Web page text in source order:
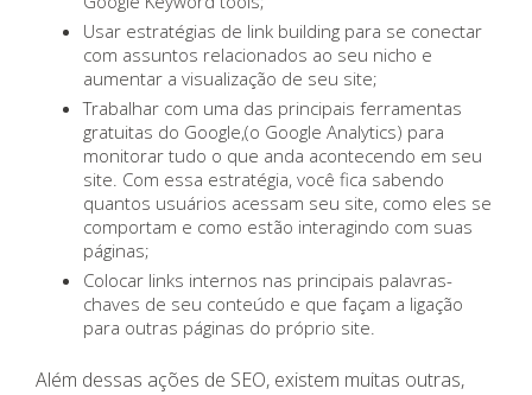
Usar estratégias de link building para se conectar
com assuntos relacionados ao seu nicho e
aumentar a visualização de seu site;
Trabalhar com uma das principais ferramentas
gratuitas do Google,(o Google Analytics) para
monitorar tudo o que anda acontecendo em seu
site. Com essa estratégia, você fica sabendo
quantos usuários acessam seu site, como eles se
comportam e como estão interagindo com suas
páginas;
Colocar links internos nas principais palavras-
chaves de seu conteúdo e que façam a ligação
para outras páginas do próprio site.
Além dessas ações de SEO, existem muitas outras,